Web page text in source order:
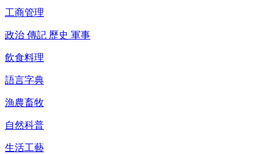
工商管理
政治 傳記 歷史 軍事
飲食料理
語言字典
漁農畜牧
自然科普
生活工藝